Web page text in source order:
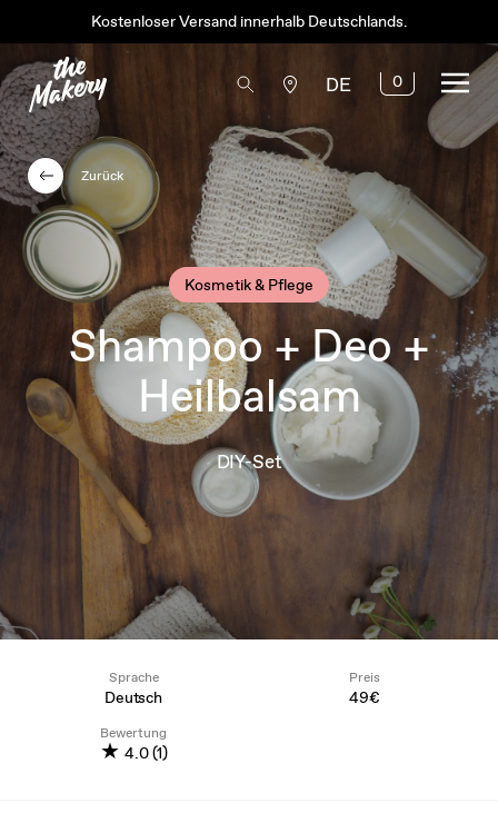
Kostenloser Versand innerhalb Deutschlands.
DE 0
Kosmetik & Pflege
Shampoo + Deo +
Heilbalsam
DIY-Set
Zurück
Sprache
Deutsch
Preis
49€
Bewertung
★ 4.0 (1)